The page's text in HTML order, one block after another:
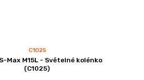
C1025
Max M15L - Světelné kolénko
(C1025)